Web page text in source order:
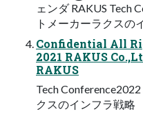
ェンダ RAKUS Tech
トメーカーラクスの
Confidential All
2021 RAKUS
RAKUS
Tech
クスのインフラ戦略